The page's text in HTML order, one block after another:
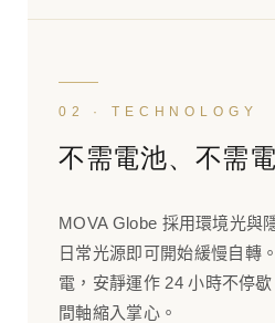
02 · TECHNOLOGY
不需電池、不需
MOVA Globe 採用環境光與
日常光源即可開始緩慢自轉
電，安靜運作 24 小時不停
間軸縮入掌心。